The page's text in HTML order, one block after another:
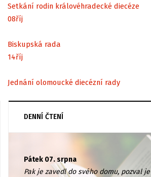
Setkání rodin královéhradecké diecéze
08říj
Biskupská rada
14říj
Jednání olomoucké diecézní rady
DENNÍ ČTENÍ
Pátek 07. srpna
Pak je zavedl do svého domu, pozval